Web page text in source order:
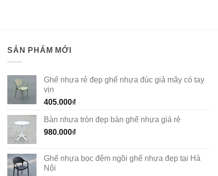
SẢN PHẨM MỚI
Ghế nhựa rẻ đẹp ghế nhựa đúc giả mây có tay
vịn
405.000₫
Bàn nhựa tròn đẹp bàn ghế nhựa giá rẻ
980.000₫
Ghế nhựa bọc đệm ngồi ghế nhựa đẹp tại Hà
Nội